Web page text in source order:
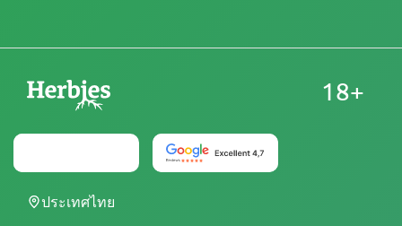
18+
ประเทศไทย